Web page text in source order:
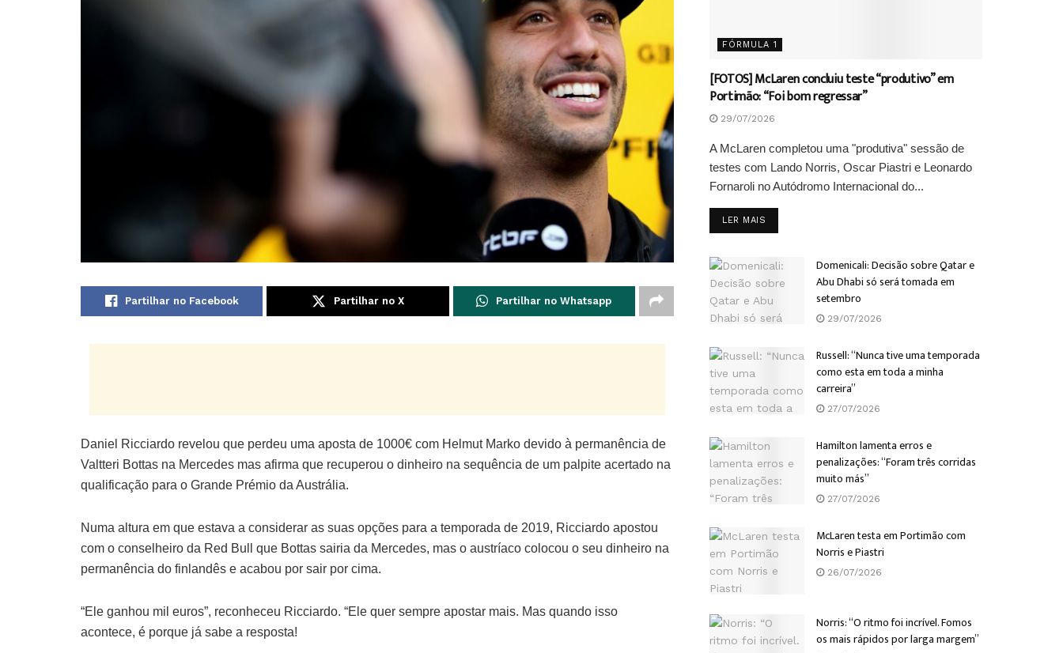
Partilhar no Facebook Partilhar no X Partilhar no Whatsapp
Daniel Ricciardo revelou que perdeu uma aposta de 1000€ com Helmut Marko devido à permanência de
Valtteri Bottas na Mercedes mas afirma que recuperou o dinheiro na sequência de um palpite acertado na
qualificação para o Grande Prémio da Austrália.
Numa altura em que estava a considerar as suas opções para a temporada de 2019, Ricciardo apostou
com o conselheiro da Red Bull que Bottas sairia da Mercedes, mas o austríaco colocou o seu dinheiro na
permanência do finlandês e acabou por sair por cima.
“Ele ganhou mil euros”, reconheceu Ricciardo. “Ele quer sempre apostar mais. Mas quando isso
acontece, é porque já sabe a resposta!
FÓRMULA 1
[FOTOS] McLaren concluiu teste “produtivo” em
Portimão: “Foi bom regressar”
29/07/2026
A McLaren completou uma "produtiva" sessão de
testes com Lando Norris, Oscar Piastri e Leonardo
Fornaroli no Autódromo Internacional do...
LER MAIS
Domenicali: Decisão sobre Qatar e
Abu Dhabi só será tomada em
setembro
29/07/2026
Russell: “Nunca tive uma temporada
como esta em toda a minha
carreira”
27/07/2026
Hamilton lamenta erros e
penalizações: “Foram três corridas
muito más”
27/07/2026
McLaren testa em Portimão com
Norris e Piastri
26/07/2026
Norris: “O ritmo foi incrível. Fomos
os mais rápidos por larga margem”